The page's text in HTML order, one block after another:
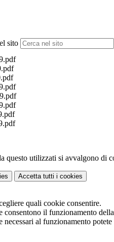
sito
questo utilizzati si avvalgono di
Accetta tutti i cookies
quali cookie consentire.
consentono il funzionamento
al funzionamento